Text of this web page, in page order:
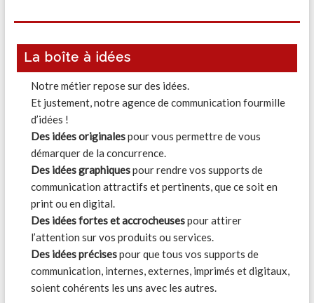
La boîte à idées
Notre métier repose sur des idées.
Et justement, notre agence de communication fourmille
d’idées !
Des idées originalespour vous permettre de vous
démarquer de la concurrence.
Des idées graphiquespour rendre vos supports de
communication attractifs et pertinents, que ce soit en
print ou en digital.
Des idées fortes et accrocheusespour attirer
l’attention sur vos produits ou services.
Des idées précisespour que tous vos supports de
communication, internes, externes, imprimés et digitaux,
soient cohérents les uns avec les autres.